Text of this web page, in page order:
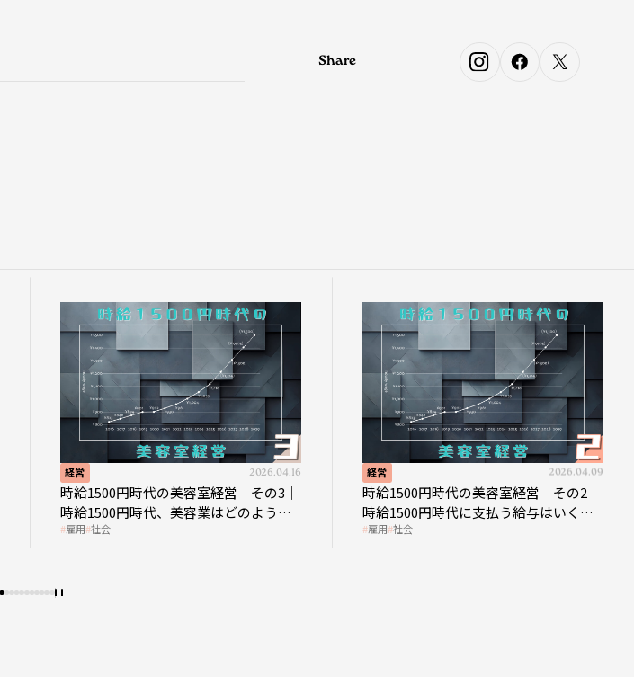
Share
経営 2026.04.16
時給1500円時代の美容室経営 その3｜
時給1500円時代、美容業はどのような
影響を受けるのか？
雇用 社会
経営 2026.04.09
時給1500円時代の美容室経営 その2｜
時給1500円時代に支払う給与はいくら
なのか
雇用 社会